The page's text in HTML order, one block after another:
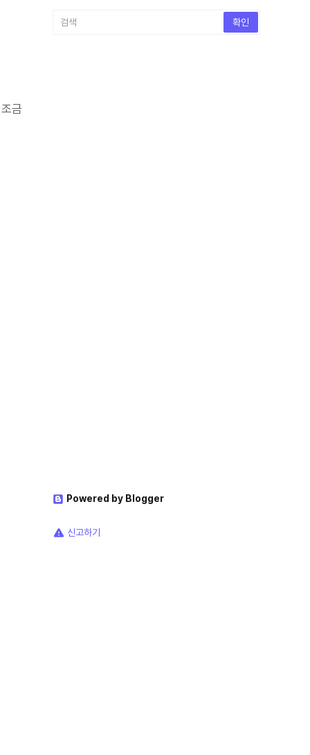
금
Powered by Blogger
신고하기